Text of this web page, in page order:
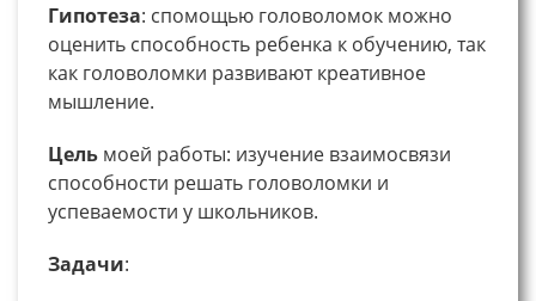
Гипотеза: спомощью головоломок можно
оценить способность ребенка к обучению, так
как головоломки развивают креативное
мышление.
Цель моей работы: изучение взаимосвязи
способности решать головоломки и
успеваемости у школьников.
Задачи: